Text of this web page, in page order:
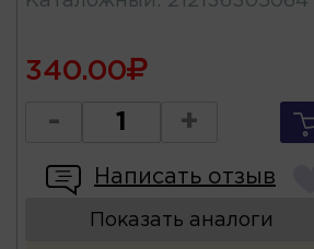
340.00
- +
Написать отзыв
Показать аналоги